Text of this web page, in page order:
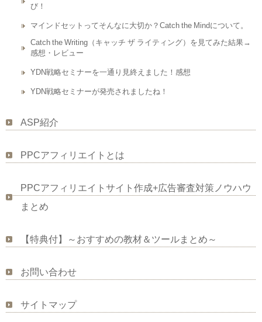
び！
マインドセットってそんなに大切か？Catch the Mindについて。
Catch the Writing（キャッチ ザ ライティング）を見てみた結果→
感想・レビュー
YDN戦略セミナーを一通り見終えました！感想
YDN戦略セミナーが発売されましたね！
ASP紹介
PPCアフィリエイトとは
PPCアフィリエイトサイト作成+広告審査対策ノウハウ
まとめ
【特典付】～おすすめの教材＆ツールまとめ～
お問い合わせ
サイトマップ